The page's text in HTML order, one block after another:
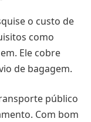
o custo de
como
Ele cobre
de bagagem.
público
Com bom